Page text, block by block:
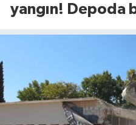
yangın! Depoda